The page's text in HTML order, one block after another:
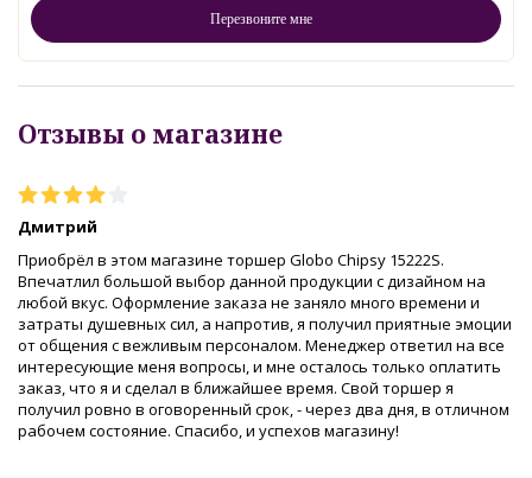
Отзывы о магазине
Дмитрий
Приобрёл в этом магазине торшер Globo Chipsy 15222S.
Впечатлил большой выбор данной продукции с дизайном на
любой вкус. Оформление заказа не заняло много времени и
затраты душевных сил, а напротив, я получил приятные эмоции
от общения с вежливым персоналом. Менеджер ответил на все
интересующие меня вопросы, и мне осталось только оплатить
заказ, что я и сделал в ближайшее время. Свой торшер я
получил ровно в оговоренный срок, - через два дня, в отличном
рабочем состояние. Спасибо, и успехов магазину!